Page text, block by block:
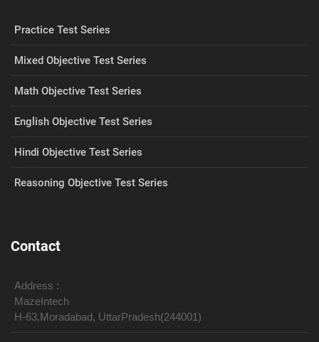
Practice Test Series
Mixed Objective Test Series
Math Objective Test Series
English Objective Test Series
Hindi Objective Test Series
Reasoning Objective Test Series
Contact
Address :
MazeIntech
H-63,Moradabad, UttarPradesh(244001)